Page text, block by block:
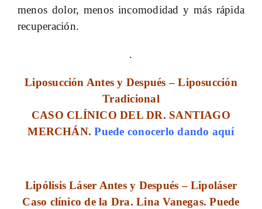
menos dolor, menos incomodidad y más rápida
recuperación.
.
Liposucción Antes y Después – Liposucción
Tradicional
CASO CLÍNICO DEL DR. SANTIAGO
MERCHÁN.Puede conocerlo dando aquí
Lipólisis Láser Antes y Después – Lipoláser
Caso clínico de la Dra. Lina Vanegas. Puede